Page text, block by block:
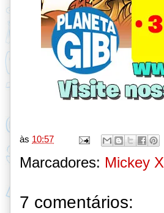
às 10:57
Marcadores: Mickey X
7 comentários: